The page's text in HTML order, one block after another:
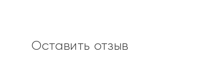
Оставить отзыв